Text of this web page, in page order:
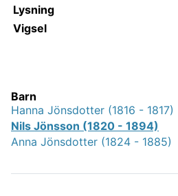
Lysning
Vigsel
Barn
Hanna Jönsdotter (1816 - 1817)
Nils Jönsson (1820 - 1894)
Anna Jönsdotter (1824 - 1885)